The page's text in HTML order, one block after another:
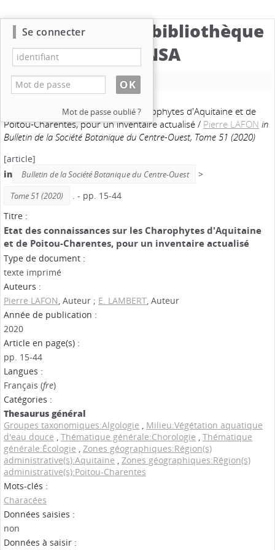
Catalogue de la bibliothèque
du CBNSA
Nouvelle recherche
Etat des connaissances sur les Charophytes d'Aquitaine et de
Poitou-Charentes, pour un inventaire actualisé/ Pierre LAFON in
Bulletin de la Société Botanique du Centre-Ouest, Tome 51 (2020)
[article]
in
Bulletin de la Société Botanique du Centre-Ouest >
Tome 51 (2020)
. - pp. 15-44
Titre :
Etat des connaissances sur les Charophytes d'Aquitaine
et de Poitou-Charentes, pour un inventaire actualisé
Type de document :
texte imprimé
Auteurs :
Pierre LAFON, Auteur ; E. LAMBERT, Auteur
Année de publication :
2020
Article en page(s) :
pp. 15-44
Langues :
Français (fre)
Catégories :
Thesaurus général
Groupes taxonomiques:Algologie , Milieu:Végétation aquatique
d'eau douce , Thématique générale:Chorologie , Thématique
générale:Écologie , Zones géographiques:Région(s)
administrative(s):Aquitaine , Zones géographiques:Région(s)
administrative(s):Poitou-Charentes
Mots-clés :
Characées
Données saisies :
non
Données à saisir :
Se connecter
Mot de passe oublié ?